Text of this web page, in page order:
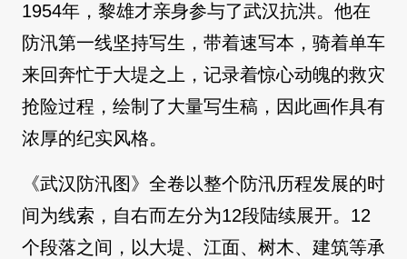
1954年，黎雄才亲身参与了武汉抗洪。他在
防汛第一线坚持写生，带着速写本，骑着单车
来回奔忙于大堤之上，记录着惊心动魄的救灾
抢险过程，绘制了大量写生稿，因此画作具有
浓厚的纪实风格。
《武汉防汛图》全卷以整个防汛历程发展的时
间为线索，自右而左分为12段陆续展开。12
个段落之间，以大堤、江面、树木、建筑等承